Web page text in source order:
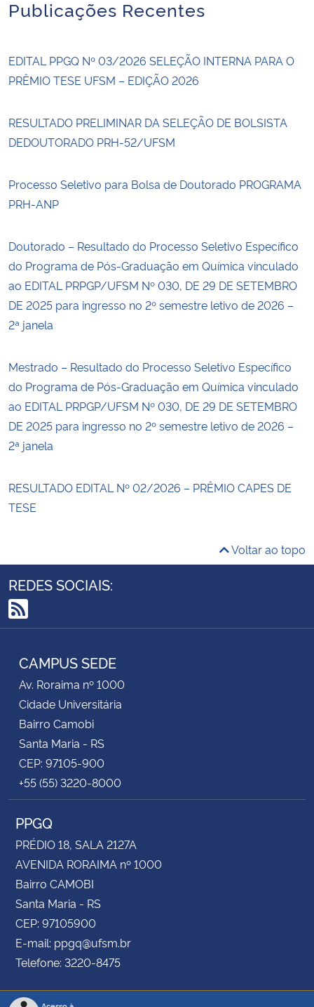
Publicações Recentes
EDITAL PPGQ Nº 03/2026 SELEÇÃO INTERNA PARA O
PRÊMIO TESE UFSM – EDIÇÃO 2026
RESULTADO PRELIMINAR DA SELEÇÃO DE BOLSISTA
DEDOUTORADO PRH-52/UFSM
Processo Seletivo para Bolsa de Doutorado PROGRAMA
PRH-ANP
Doutorado – Resultado do Processo Seletivo Específico
do Programa de Pós-Graduação em Química vinculado
ao EDITAL PRPGP/UFSM Nº 030, DE 29 DE SETEMBRO
DE 2025 para ingresso no 2º semestre letivo de 2026 –
2ª janela
Mestrado – Resultado do Processo Seletivo Específico
do Programa de Pós-Graduação em Química vinculado
ao EDITAL PRPGP/UFSM Nº 030, DE 29 DE SETEMBRO
DE 2025 para ingresso no 2º semestre letivo de 2026 –
2ª janela
RESULTADO EDITAL Nº 02/2026 – PRÊMIO CAPES DE
TESE
Voltar ao topo
REDES SOCIAIS:
RSS
CAMPUS SEDE
Av. Roraima nº 1000
Cidade Universitária
Bairro Camobi
Santa Maria - RS
CEP: 97105-900
+55 (55) 3220-8000
PPGQ
PRÉDIO 18, SALA 2127A
AVENIDA RORAIMA nº 1000
Bairro CAMOBI
Santa Maria - RS
CEP: 97105900
E-mail: ppgq@ufsm.br
Telefone: 3220-8475